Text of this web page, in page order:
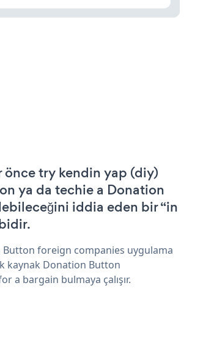
önce try kendin yap (diy)
ya da techie a Donation
iddia eden bir “in
foreign companies uygulama
kaynak Donation Button
a bargain bulmaya çalışır.